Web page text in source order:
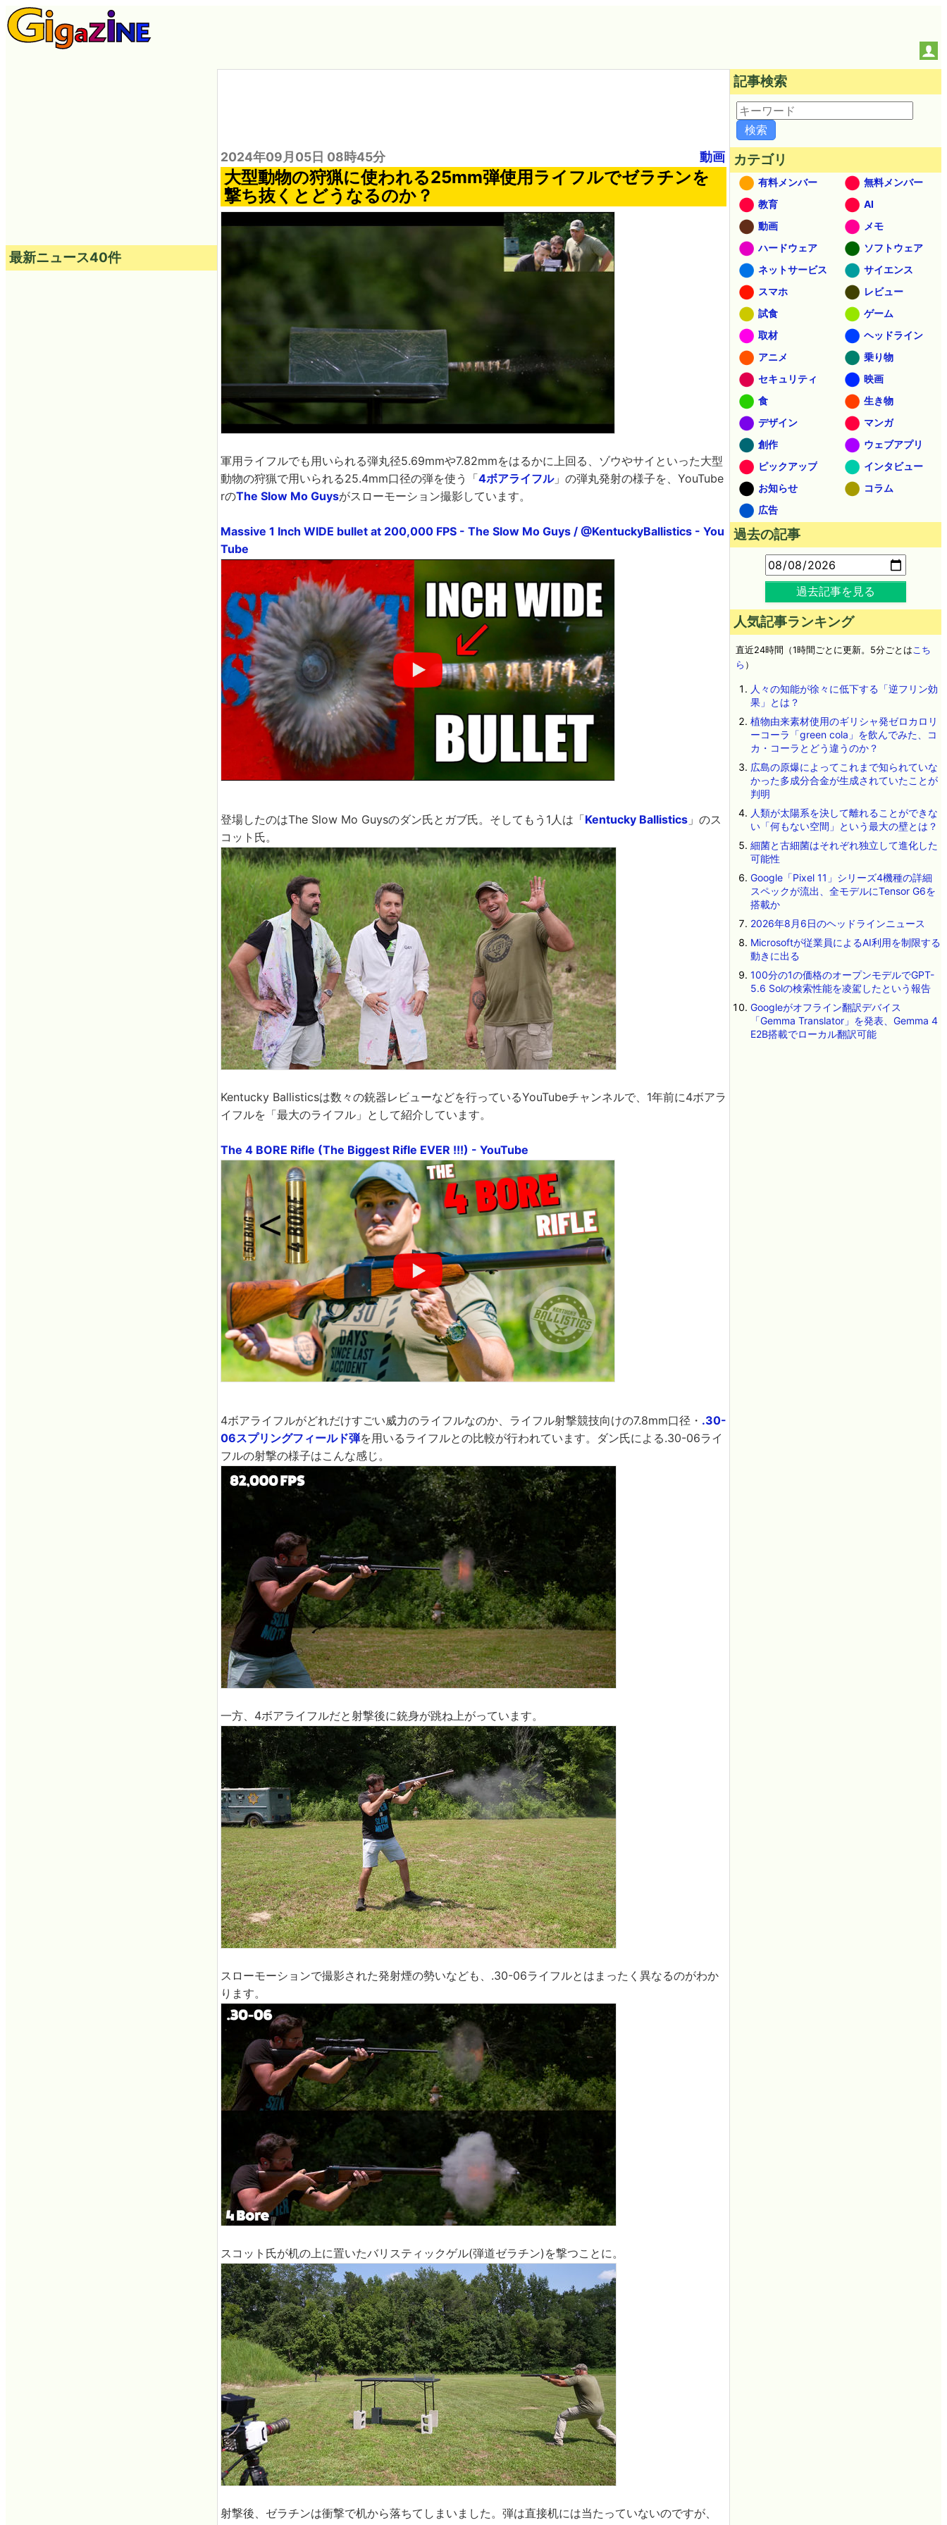
2024年09月05日 08時45分 動画
大型動物の狩猟に使われる25mm弾使用ライフルでゼラチンを
撃ち抜くとどうなるのか？
軍用ライフルでも用いられる弾丸径5.69mmや7.82mmをはるかに上回る、ゾウやサイといった大型
動物の狩猟で用いられる25.4mm口径の弾を使う「4ボアライフル」の弾丸発射の様子を、YouTube
rのThe Slow Mo Guysがスローモーション撮影しています。
Massive 1 Inch WIDE bullet at 200,000 FPS - The Slow Mo Guys / ‪@KentuckyBallistics‬ - You
Tube
登場したのはThe Slow Mo Guysのダン氏とガブ氏。そしてもう1人は「Kentucky Ballistics 」のス
コット氏。
Kentucky Ballisticsは数々の銃器レビューなどを行っているYouTubeチャンネルで、1年前に4ボアラ
イフルを「最大のライフル」として紹介しています。
The 4 BORE Rifle (The Biggest Rifle EVER !!!) - YouTube
4ボアライフルがどれだけすごい威力のライフルなのか、ライフル射撃競技向けの7.8mm口径・ .30-
06スプリングフィールド弾を用いるライフルとの比較が行われています。ダン氏による.30-06ライ
フルの射撃の様子はこんな感じ。
一方、4ボアライフルだと射撃後に銃身が跳ね上がっています。
スローモーションで撮影された発射煙の勢いなども、.30-06ライフルとはまったく異なるのがわか
ります。
スコット氏が机の上に置いたバリスティックゲル(弾道ゼラチン)を撃つことに。
射撃後、ゼラチンは衝撃で机から落ちてしまいました。弾は直接机には当たっていないのですが、
最新ニュース40件
記事検索
カテゴリ
有料メンバー
無料メンバー
教育
AI
動画
メモ
ハードウェア
ソフトウェア
ネットサービス
サイエンス
スマホ
レビュー
試食
ゲーム
取材
ヘッドライン
アニメ
乗り物
セキュリティ
映画
食
生き物
デザイン
マンガ
創作
ウェブアプリ
ピックアップ
インタビュー
お知らせ
コラム
広告
過去の記事
過去記事を見る
人気記事ランキング
直近24時間（1時間ごとに更新。5分ごとはこち
ら ）
人々の知能が徐々に低下する「逆フリン効
果」とは？
植物由来素材使用のギリシャ発ゼロカロリ
ーコーラ「green cola」を飲んでみた、コ
カ・コーラとどう違うのか？
広島の原爆によってこれまで知られていな
かった多成分合金が生成されていたことが
判明
人類が太陽系を決して離れることができな
い「何もない空間」という最大の壁とは？
細菌と古細菌はそれぞれ独立して進化した
可能性
Google「Pixel 11」シリーズ4機種の詳細
スペックが流出、全モデルにTensor G6を
搭載か
2026年8月6日のヘッドラインニュース
Microsoftが従業員によるAI利用を制限する
動きに出る
100分の1の価格のオープンモデルでGPT-
5.6 Solの検索性能を凌駕したという報告
Googleがオフライン翻訳デバイス
「Gemma Translator」を発表、Gemma 4
E2B搭載でローカル翻訳可能